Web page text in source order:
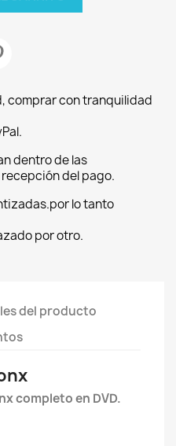
comprar con tranquilidad
dentro de las
del pago.
lo tanto
por otro.
del producto
completo en DVD.